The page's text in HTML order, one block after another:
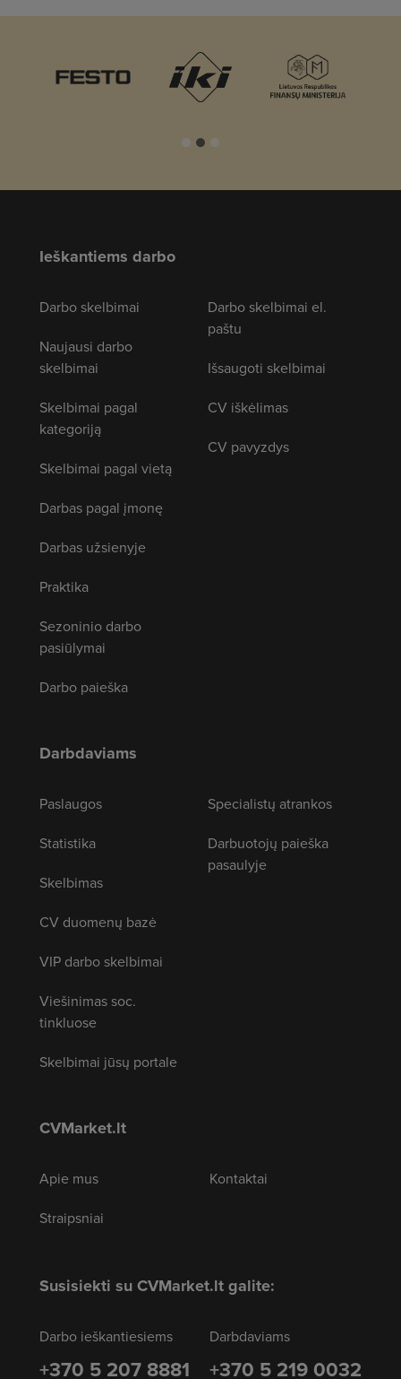
Ieškantiems darbo
Darbo skelbimai
Naujausi darbo
skelbimai
Skelbimai pagal
kategoriją
Skelbimai pagal vietą
Darbas pagal įmonę
Darbas užsienyje
Praktika
Sezoninio darbo
pasiūlymai
Darbo paieška
Darbo skelbimai el.
paštu
Išsaugoti skelbimai
CV iškėlimas
CV pavyzdys
Darbdaviams
Paslaugos
Statistika
Skelbimas
CV duomenų bazė
VIP darbo skelbimai
Viešinimas soc.
tinkluose
Skelbimai jūsų portale
Specialistų atrankos
Darbuotojų paieška
pasaulyje
CVMarket.lt
Apie mus
Straipsniai
Kontaktai
Susisiekti su CVMarket.lt galite:
Darbo ieškantiesiems
+370 5 207 8881
Darbdaviams
+370 5 219 0032